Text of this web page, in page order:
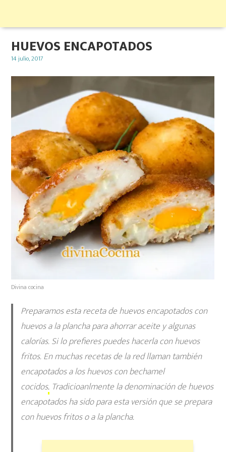
HUEVOS ENCAPOTADOS
Posted
14 julio, 2017
Divina cocina
Preparamos esta receta de huevos encapotados con
huevos a la plancha para ahorrar aceite y algunas
calorías. Si lo prefieres puedes hacerla con huevos
fritos. En muchas recetas de la red llaman también
encapotados a los huevos con bechamel
cocidos.Tradicioanlmente la denominación de huevos
encapotados ha sido para esta versión que se prepara
con huevos fritos o a la plancha.